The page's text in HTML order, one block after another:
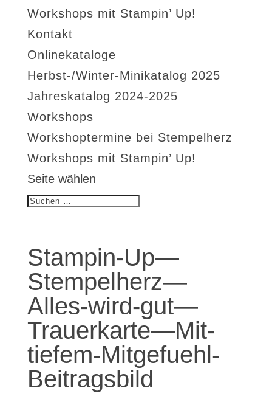
Workshops mit Stampin’ Up!
Kontakt
Onlinekataloge
Herbst-/Winter-Minikatalog 2025
Jahreskatalog 2024-2025
Workshops
Workshoptermine bei Stempelherz
Workshops mit Stampin’ Up!
Seite wählen
Stampin-Up—
Stempelherz—
Alles-wird-gut—
Trauerkarte—Mit-
tiefem-Mitgefuehl-
Beitragsbild